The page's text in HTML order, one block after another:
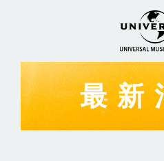
最新